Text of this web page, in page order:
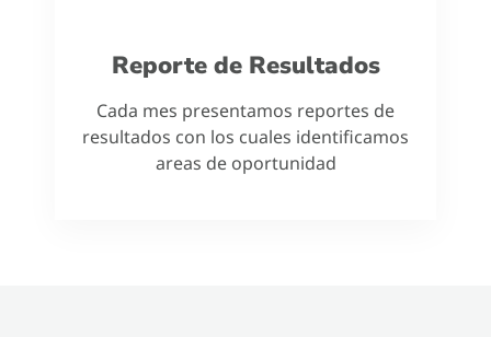
Reporte de Resultados
Cada mes presentamos reportes de
resultados con los cuales identificamos
areas de oportunidad